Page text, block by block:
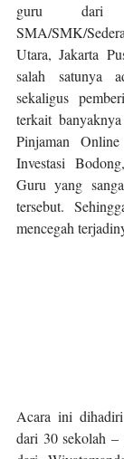
guru dari
SMA/SMK/
Utara, Jakarta
salah satunya
sekaligus
terkait
Pinjaman
Investasi
Guru yang
tersebut.
mencegah
Acara ini
dari 30 sekolah –